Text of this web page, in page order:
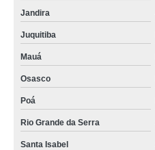
Jandira
Juquitiba
Mauá
Osasco
Poá
Rio Grande da Serra
Santa Isabel